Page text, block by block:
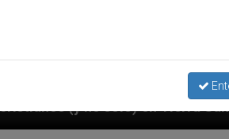
Santa Sacerdotes